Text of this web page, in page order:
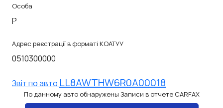
Особа
P
Адрес реєстрації в форматі КОАТУУ
0510300000
Звiт по авто LL8AWTHW6R0A00018
По данному авто обнаружены Записи в отчете CARFAX